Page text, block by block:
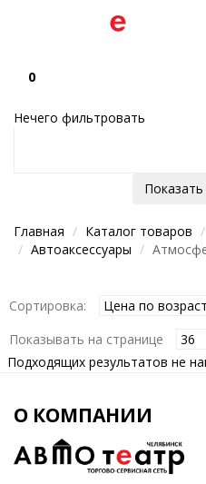
0
Нечего фильтровать
Главная Каталог товаров
Автоаксессуары
Сортировка:
Показывать на странице
Подходящих результатов не
О КОМПАНИИ